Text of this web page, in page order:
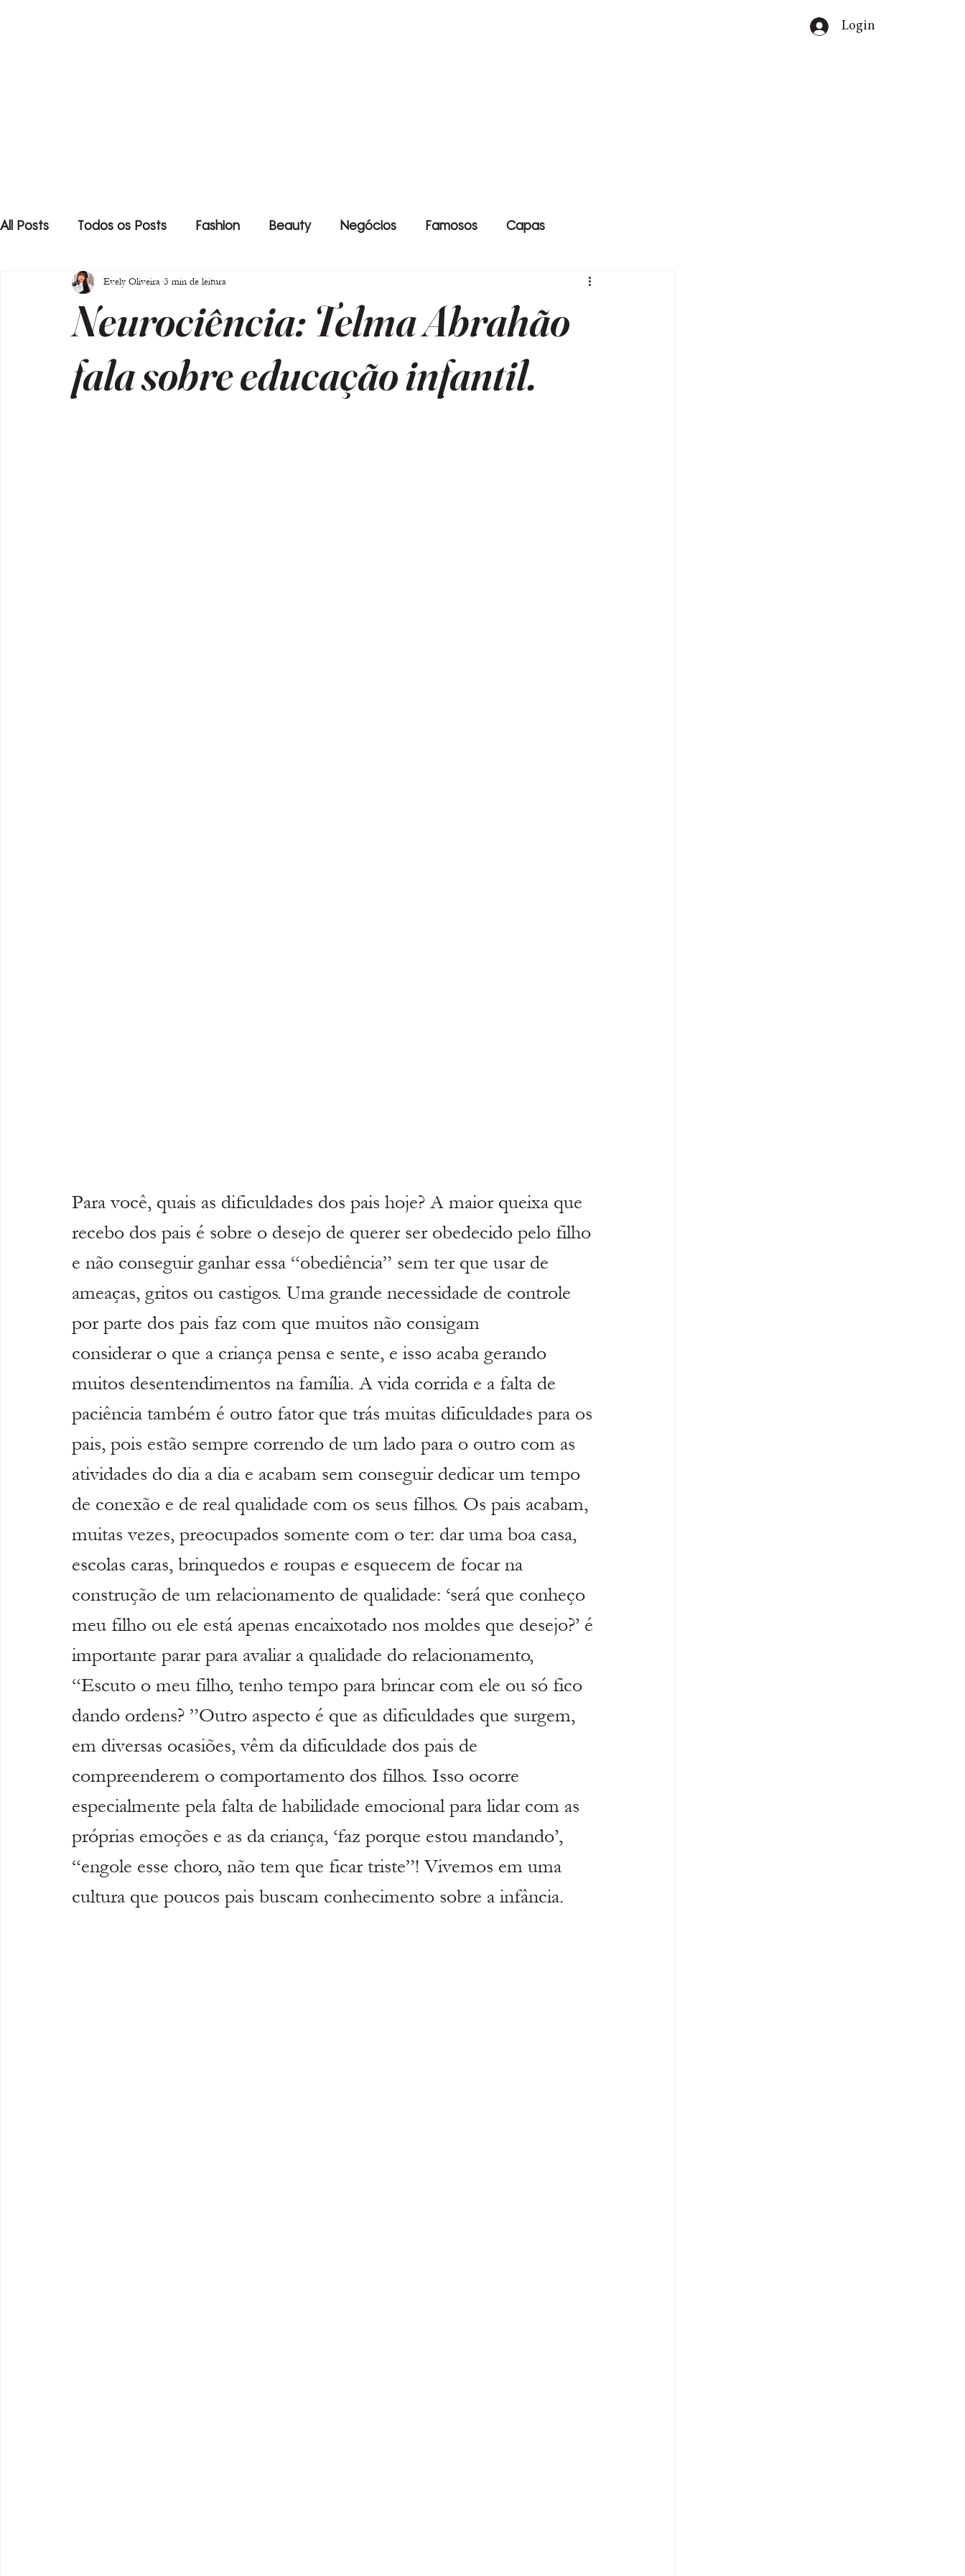
Login
All Posts Todos os Posts Fashion Beauty Negócios Famosos Capas
Neurociência: Telma Abrahão
fala sobre educação infantil.
Evely Oliveira 3 min de leitura
Para você, quais as dificuldades dos pais hoje? A maior queixa que
recebo dos pais é sobre o desejo de querer ser obedecido pelo filho
e não conseguir ganhar essa “obediência” sem ter que usar de
ameaças, gritos ou castigos. Uma grande necessidade de controle
por parte dos pais faz com que muitos não consigam
considerar o que a criança pensa e sente, e isso acaba gerando
muitos desentendimentos na família. A vida corrida e a falta de
paciência também é outro fator que trás muitas dificuldades para os
pais, pois estão sempre correndo de um lado para o outro com as
atividades do dia a dia e acabam sem conseguir dedicar um tempo
de conexão e de real qualidade com os seus filhos. Os pais acabam,
muitas vezes, preocupados somente com o ter: dar uma boa casa,
escolas caras, brinquedos e roupas e esquecem de focar na
construção de um relacionamento de qualidade: ‘será que conheço
meu filho ou ele está apenas encaixotado nos moldes que desejo?’ é
importante parar para avaliar a qualidade do relacionamento,
“Escuto o meu filho, tenho tempo para brincar com ele ou só fico
dando ordens? ”Outro aspecto é que as dificuldades que surgem,
em diversas ocasiões, vêm da dificuldade dos pais de
compreenderem o comportamento dos filhos. Isso ocorre
especialmente pela falta de habilidade emocional para lidar com as
próprias emoções e as da criança, ‘faz porque estou mandando’,
“engole esse choro, não tem que ficar triste”! Vivemos em uma
cultura que poucos pais buscam conhecimento sobre a infância.